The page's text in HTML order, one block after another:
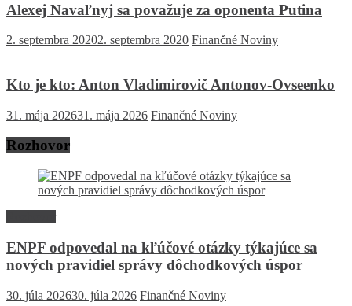
Alexej Navaľnyj sa považuje za oponenta Putina
2. septembra 20202. septembra 2020 Finančné Noviny
Kto je kto: Anton Vladimirovič Antonov-Ovseenko
31. mája 202631. mája 2026 Finančné Noviny
Rozhovor
ENPF odpovedal na kľúčové otázky týkajúce sa
nových pravidiel správy dôchodkových úspor
30. júla 202630. júla 2026 Finančné Noviny